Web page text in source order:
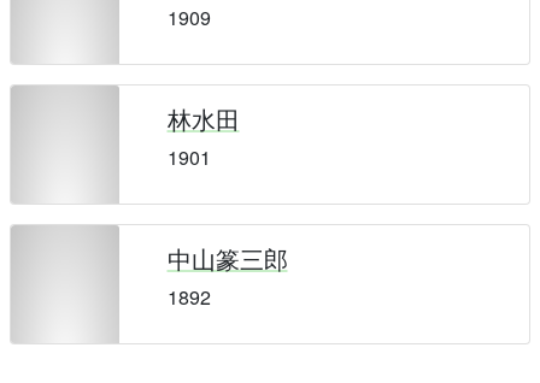
1909
林水田
1901
中山篆三郎
1892